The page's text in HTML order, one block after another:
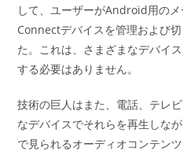
して、ユーザーがAndroid用の
Connectデバイスを管理および
た。これは、さまざまなデバイ
する必要はありません。
技術の巨人はまた、電話、テレ
なデバイスでそれらを再生しな
で見られるオーディオコンテン